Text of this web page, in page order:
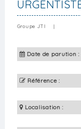
Groupe JTI |
Date de parution :
Référence :
Localisation :